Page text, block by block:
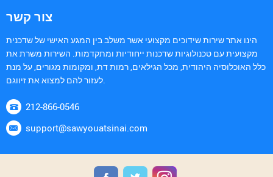
צור קשר
הינו אתר שירות שידוכים מקצועי אשר משלב בין המגע האישי של שדכנית
מקצועית עם טכנולוגיות שדכנות ייחודיות ומתקדמות. השירות משרת את
כלל האוכלוסיה היהודית, מכל הגילאים, רמות דת, ומקומות מגורים, על מנת
לעזור להם למצוא את זיווגם.
212-866-0546
support@sawyouatsinai.com